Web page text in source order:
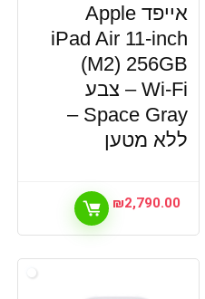
אייפד Apple
iPad Air 11-inch
(M2) 256GB
Wi-Fi – צבע
Space Gray –
ללא מטען
₪2,790.00